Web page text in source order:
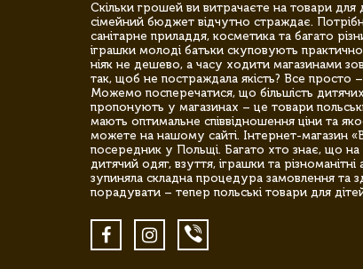
Скільки грошей ви витрачаєте на товари для
сімейний бюджет відчутно страждає.
санітарне приладдя, косметика та багато
іграшки молоді батьки скуповують
ніяк не дешево, а часу ходити магазинами
так, щоб не постраждала якість? Все просто
Можемо посперечатися, що більшість
пропонують у магазинах – це товари
мають оптимальне співвідношення ціни та
можете на нашому сайті. Інтернет-магазин
посередник у Польщі. Багато хто знає, що
дитячий одяг, взуття, іграшки та
зупиняла складна процедура замовлення та
порадувати – тепер польські товари для